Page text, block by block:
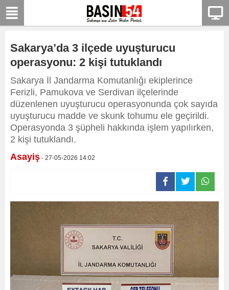
Sakarya’da 3 ilçede uyuşturucu
operasyonu: 2 kişi tutuklandı
Sakarya İl Jandarma Komutanlığı ekiplerince
Ferizli, Pamukova ve Serdivan ilçelerinde
düzenlenen uyuşturucu operasyonunda çok sayıda
uyuşturucu madde ve skunk tohumu ele geçirildi.
Operasyonda 3 şüpheli hakkında işlem yapılırken,
2 kişi tutuklandı.
Asayiş - 27-05-2026 14:02